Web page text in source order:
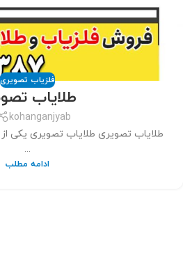
فلزیاب تصویری
طلایاب
kohanganjyab
طلایاب تصویری طلایاب تصویری یکی
...
ادامه مطلب